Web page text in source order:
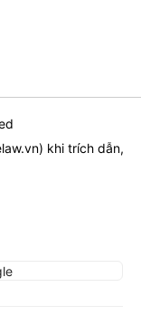
) khi trích dẫn,